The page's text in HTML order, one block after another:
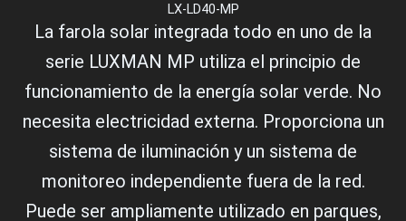
LX-LD40-MP
La farola solar integrada todo en uno de la
serie LUXMAN MP utiliza el principio de
funcionamiento de la energía solar verde. No
necesita electricidad externa. Proporciona un
sistema de iluminación y un sistema de
monitoreo independiente fuera de la red.
Puede ser ampliamente utilizado en parques,